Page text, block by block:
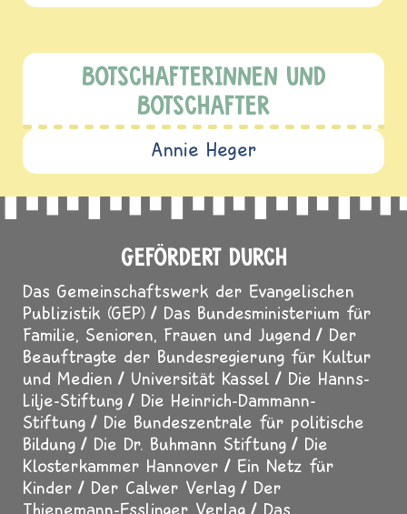
BOTSCHAFTERINNEN UND
BOTSCHAFTER
Annie Heger
GEFÖRDERT DURCH
Das Gemeinschaftswerk der Evangelischen
Publizistik (GEP)
Das Bundesministerium für
Familie, Senioren, Frauen und Jugend
Der
Beauftragte der Bundesregierung für Kultur
und Medien
Universität Kassel
Die Hanns-
Lilje-Stiftung
Die Heinrich-Dammann-
Stiftung
Die Bundeszentrale für politische
Bildung
Die Dr. Buhmann Stiftung
Die
Klosterkammer Hannover
Ein Netz für
Kinder
Der Calwer Verlag
Der
Thienemann-Esslinger Verlag
Das